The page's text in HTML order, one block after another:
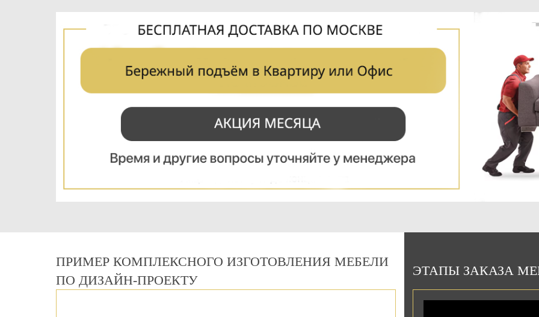
на 15000 руб.
Можно использовать:
При оплате изготовления мебели
ПРИМЕР КОМПЛЕКСНОГО ИЗГОТОВЛЕНИЯ МЕБЕЛИ
ПО ДИЗАЙН-ПРОЕКТУ
ЭТАПЫ ЗАКАЗА